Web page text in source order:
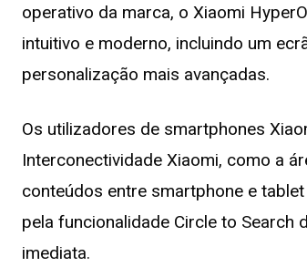
operativo da marca, o Xiaomi
intuitivo e moderno, incluindo um
personalização mais avançadas.
Os utilizadores de smartphones
Interconectividade Xiaomi, como a
conteúdos entre smartphone e
pela funcionalidade Circle to Search
imediata.